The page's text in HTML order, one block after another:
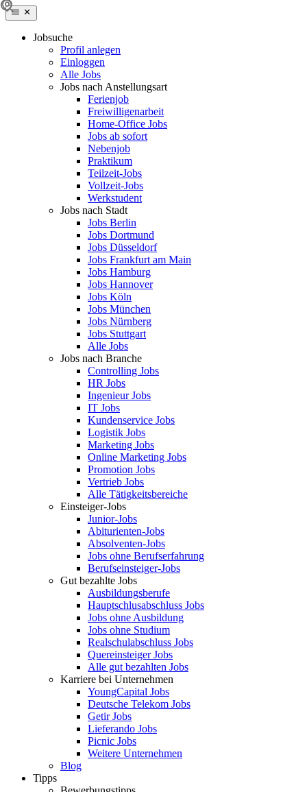
Jobsuche
Profil anlegen
Einloggen
Alle Jobs
Jobs nach Anstellungsart
Ferienjob
Freiwilligenarbeit
Home-Office Jobs
Jobs ab sofort
Nebenjob
Praktikum
Teilzeit-Jobs
Vollzeit-Jobs
Werkstudent
Jobs nach Stadt
Jobs Berlin
Jobs Dortmund
Jobs Düsseldorf
Jobs Frankfurt am Main
Jobs Hamburg
Jobs Hannover
Jobs Köln
Jobs München
Jobs Nürnberg
Jobs Stuttgart
Alle Jobs
Jobs nach Branche
Controlling Jobs
HR Jobs
Ingenieur Jobs
IT Jobs
Kundenservice Jobs
Logistik Jobs
Marketing Jobs
Online Marketing Jobs
Promotion Jobs
Vertrieb Jobs
Alle Tätigkeitsbereiche
Einsteiger-Jobs
Junior-Jobs
Abiturienten-Jobs
Absolventen-Jobs
Jobs ohne Berufserfahrung
Berufseinsteiger-Jobs
Gut bezahlte Jobs
Ausbildungsberufe
Hauptschlusabschluss Jobs
Jobs ohne Ausbildung
Jobs ohne Studium
Realschulabschluss Jobs
Quereinsteiger Jobs
Alle gut bezahlten Jobs
Karriere bei Unternehmen
YoungCapital Jobs
Deutsche Telekom Jobs
Getir Jobs
Lieferando Jobs
Picnic Jobs
Weitere Unternehmen
Blog
Tipps